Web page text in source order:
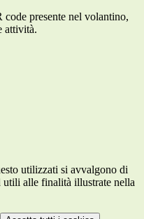
code presente nel volantino,
attività.
utilizzati si avvalgono di
utili alle finalità illustrate nella